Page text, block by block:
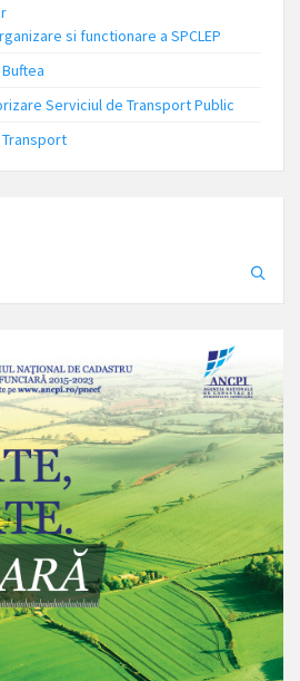
si functionare a SPCLEP
Serviciul de Transport Public